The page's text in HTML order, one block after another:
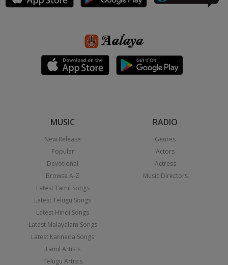
MUSIC
New Release
Popular
Devotional
Browse A-Z
Latest Tamil Songs
Latest Telugu Songs
Latest Hindi Songs
Latest Malayalam Songs
Latest Kannada Songs
Tamil Artists
Telugu Artists
RADIO
Genres
Actors
Actress
Music Directors